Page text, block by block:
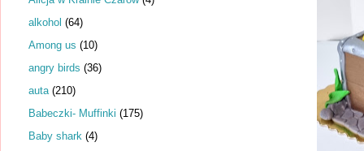
alkohol (64)
Among us (10)
angry birds (36)
auta (210)
Babeczki- Muffinki (175)
Baby shark (4)